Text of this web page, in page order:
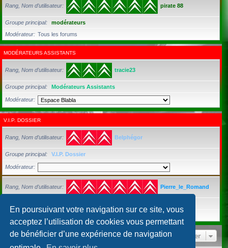
En poursuivant votre navigation sur ce site, vous
acceptez l’utilisation de cookies vous permettant
de bénéficier d’une expérience de navigation
Rang, Nom d’utilisateur pirate 88
Groupe principal
modérateurs
Modérateur
Tous les forums
MODÉRATEURS ASSISTANTS
Rang, Nom d’utilisateur tracie23
Groupe principal Modérateurs Assistants
Modérateur
V.I.P. DOSSIER
Rang, Nom d’utilisateur Belphégor
Groupe principal V.I.P. Dossier
Modérateur
Rang, Nom d’utilisateur Pierre_le_Romand
Modérateur
Aller